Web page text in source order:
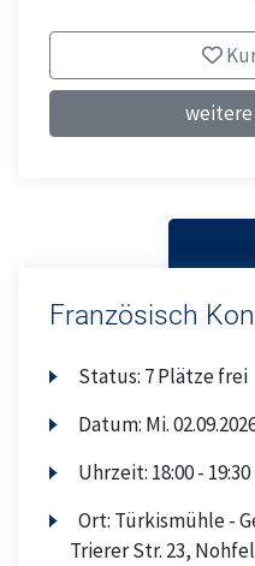
Französisch
Status: 7 Plätze frei
Datum: Mi.
Uhrzeit: 18:00 -
Ort: Türkismühle -
Trierer Str. 23,